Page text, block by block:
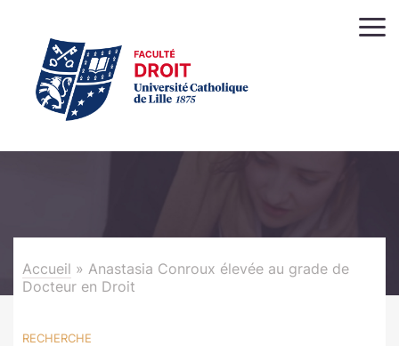
Accueil » Anastasia Conroux élevée au grade de
Docteur en Droit
RECHERCHE